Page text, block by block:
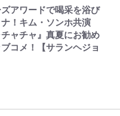
アワードで喝采を浴び
！キム・ソンホ共演
チャチャ』真夏にお勧め
コメ！【サランヘジョ